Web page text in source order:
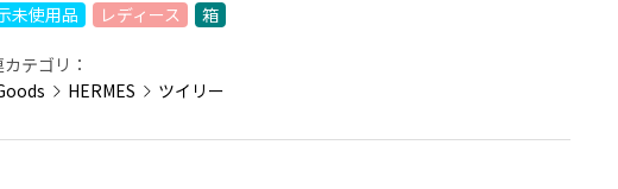
未使用品
レディース 箱
テゴリ：
HERMES ツイリー